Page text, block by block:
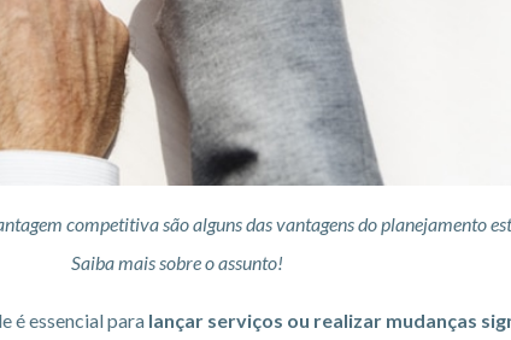
competitiva são alguns das vantagens do planejamento
Saiba mais sobre o assunto!
é essencial para lançar serviços ou realizar mudanças